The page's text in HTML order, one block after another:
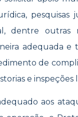
pesquisas
dentre outras
adequada e
de
e inspeções
aos